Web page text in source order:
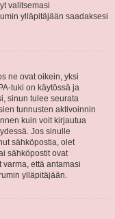
valitsemasi
ylläpitäjään saadaksesi
ne ovat oikein, yksi
tuki on käytössä ja
sinun tulee seurata
tunnusten aktivoinnin
kuin voit kirjautua
Jos sinulle
sähköpostia, olet
sähköpostit ovat
että antamasi
ylläpitäjään.